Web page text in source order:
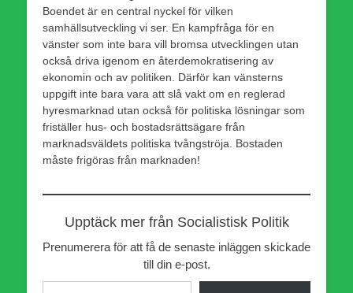
Boendet är en central nyckel för vilken
samhällsutveckling vi ser. En kampfråga för en
vänster som inte bara vill bromsa utvecklingen utan
också driva igenom en återdemokratisering av
ekonomin och av politiken. Därför kan vänsterns
uppgift inte bara vara att slå vakt om en reglerad
hyresmarknad utan också för politiska lösningar som
friställer hus- och bostadsrättsägare från
marknadsväldets politiska tvångströja. Bostaden
måste frigöras från marknaden!
Upptäck mer från Socialistisk Politik
Prenumerera för att få de senaste inläggen skickade
till din e-post.
Skriv din e-post …